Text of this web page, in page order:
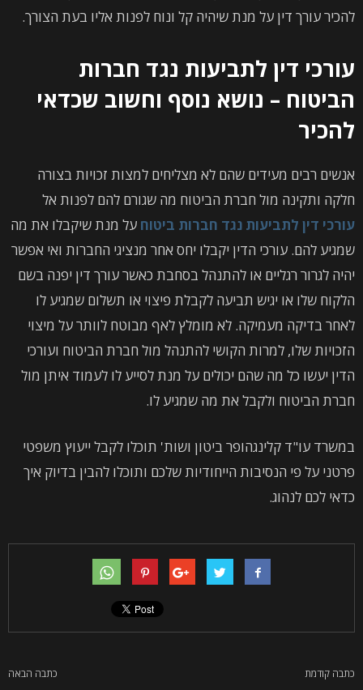
להכיר עורך דין על מנת שיהיה קל ונוח לפנות אליו בעת הצורך.
עורכי דין לתביעות נגד חברות
הביטוח – נושא נוסף וחשוב שכדאי
להכיר
אנשים רבים מעידים שהם לא מצליחים למצות זכויות בצורה
חלקה ותקינה מול חברת הביטוח מה שגורם להם לפנות אל
עורכי דין לתביעות נגד חברות ביטוח על מנת שיקבלו את מה
שמגיע להם. עורכי הדין יקבלו יחס אחר מנציגי החברות ואי אפשר
יהיה לגרור רגליים או להתנהל בסחבת כאשר עורך דין יפנה בשם
הלקוח שלו או יגיש תביעה לקבלת פיצוי או תשלום שמגיע לו
לאחר בדיקה מעמיקה. לא מומלץ לאף מבוטח לוותר על מיצוי
הזכויות שלו, למרות הקושי להתנהל מול חברת הביטוח ועורכי
הדין יעשו כל מה שהם יכולים על מנת לסייע לו לעמוד איתן מול
חברת הביטוח ולקבל את מה שמגיע לו.
במשרד עו"ד קלינגהופר ביטון ושות' תוכלו לקבל ייעוץ משפטי
פרטני על פי הנסיבות הייחודיות שלכם ותוכלו להבין בדיוק איך
כדאי לכם לנהוג.
כתבה קודמת כתבה הבאה